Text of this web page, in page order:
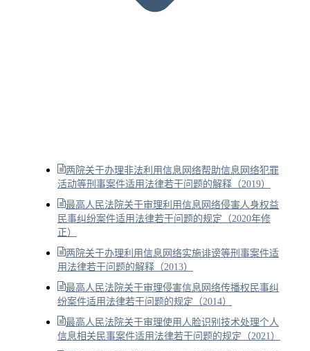
两院关于办理非法利用信息网络帮助信息网络犯罪
活动等刑事案件适用法律若干问题的解释（2019）
最高人民法院关于审理利用信息网络侵害人身权益
民事纠纷案件适用法律若干问题的规定（2020年修
正）
两院关于办理利用信息网络实施诽谤等刑事案件适
用法律若干问题的解释（2013）
最高人民法院关于审理侵害信息网络传播权民事纠
纷案件适用法律若干问题的规定（2014）
最高人民法院关于审理使用人脸识别技术处理个人
信息相关民事案件适用法律若干问题的规定（2021）